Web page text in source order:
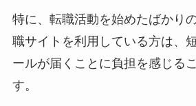
特に、転職活動を始めたばかり
職サイトを利用している方は、
ールが届くことに負担を感じる
す。